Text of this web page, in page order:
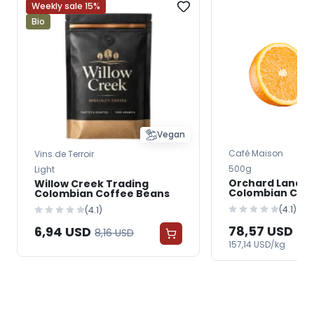
Weekly sale 15%
Bio
Vegan
Vins de Terroir
Light
Willow Creek Trading
Colombian Coffee Beans
(4.1)
6,94 USD 8,16 USD
Café Maison
500g
Orchard Lane
Colombian
(4.1)
78,57 USD
157,14 USD/kg